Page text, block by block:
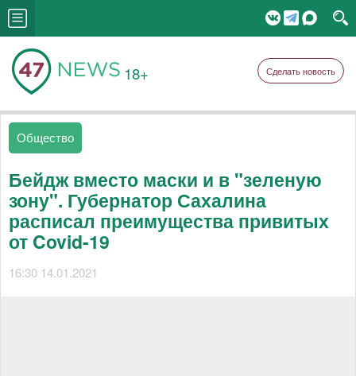
18+ Сделать новость
Общество
Бейдж вместо маски и в "зеленую
зону". Губернатор Сахалина
расписал преимущества привитых
от Covid-19
16:30 14.01.2021